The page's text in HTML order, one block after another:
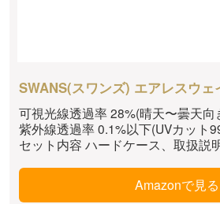
SWANS(スワンズ) エアレスウェ
可視光線透過率 28%(晴天〜曇天向
紫外線透過率 0.1%以下(UVカット
セット内容 ハードケース、取扱説
Amazonで見る